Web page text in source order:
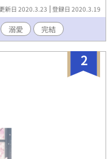
新日 2020.3.23 登録日 2020.3.19
溺愛 完結
2